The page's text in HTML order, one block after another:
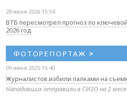
28 июля 2026 15:54
ВТБ пересмотрел прогноз по
2026 год
ФОТОРЕПОРТАЖ >
09 июня 2025 15:40
Журналистов избили палками на
Нападавших отправили в СИЗО на 2